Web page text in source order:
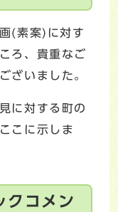
(素案)に対す
ろ、貴重なご
ざいました。
に対する町の
こに示しま
クコメン